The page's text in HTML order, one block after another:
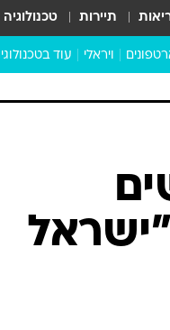
תיירות טכנולוגיה
ויראלי עוד
כל הכתבות
דעות